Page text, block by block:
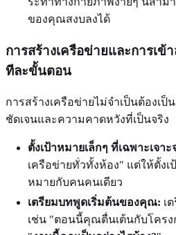
ของคุณสงบลงได้
การสร้างเครือข่ายและการเ
ทีละขั้นตอน
การสร้างเครือข่ายไม่จำเป็นต้องเ
ชัดเจนและความคาดหวังที่เป็นจริง
ตั้งเป้าหมายเล็กๆ ที่เฉพาะเจาะ
เครือข่ายทั่วทั้งห้อง" แต่ให้ตั้ง
หมายกับคนคนเดียว
เตรียมบทพูดเริ่มต้นของคุณ: เ
เช่น "ตอนนี้คุณตื่นเต้นกับโคร